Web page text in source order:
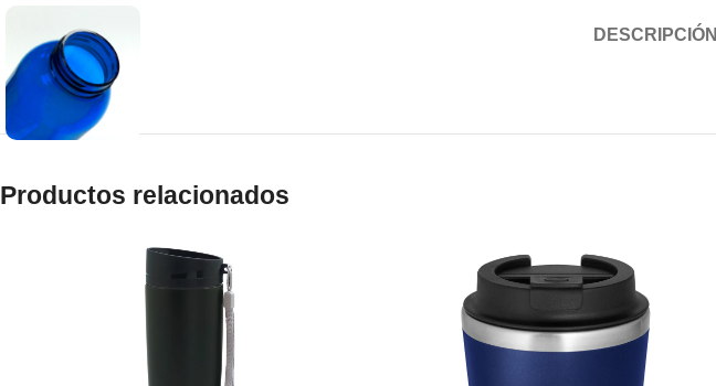
DESCRIPCIÓN
Productos relacionados